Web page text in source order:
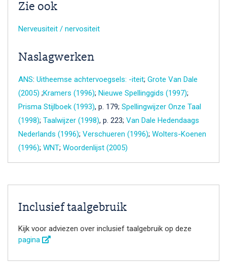
Zie ook
Nerveusiteit / nervositeit
Naslagwerken
ANS: Uitheemse achtervoegsels: -iteit; Grote Van Dale
(2005) ;Kramers (1996); Nieuwe Spellinggids (1997);
Prisma Stijlboek (1993), p. 179; Spellingwijzer Onze Taal
(1998); Taalwijzer (1998), p. 223; Van Dale Hedendaags
Nederlands (1996); Verschueren (1996); Wolters-Koenen
(1996); WNT; Woordenlijst (2005)
Inclusief taalgebruik
Kijk voor adviezen over inclusief taalgebruik op deze
pagina